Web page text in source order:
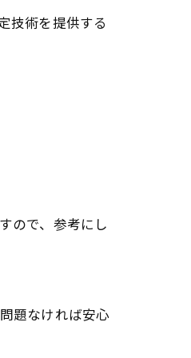
技術を提供する
ので、参考にし
題なければ安心